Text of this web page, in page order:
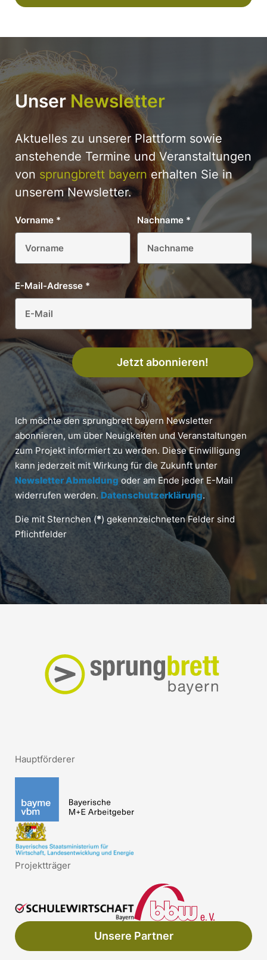
Unser Newsletter
Aktuelles zu unserer Plattform sowie
anstehende Termine und Veranstaltungen
von sprungbrett bayernerhalten Sie in
unserem Newsletter.
Vorname * Nachname *
E-Mail-Adresse *
Jetzt abonnieren!
Ich möchte den sprungbrett bayern Newsletter
abonnieren, um über Neuigkeiten und Veranstaltungen
zum Projekt informiert zu werden. Diese Einwilligung
kann jederzeit mit Wirkung für die Zukunft unter
Newsletter Abmeldung oder am Ende jeder E-Mail
widerrufen werden. Datenschutzerklärung.
Die mit Sternchen (*) gekennzeichneten Felder sind
Pflichtfelder
Hauptförderer
Projektträger
Unsere Partner